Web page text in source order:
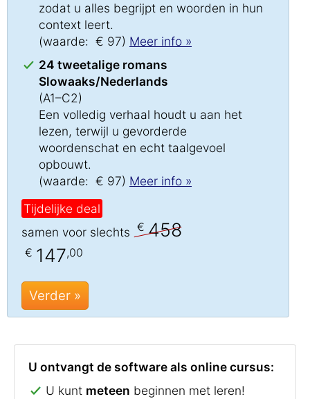
zodat u alles begrijpt en woorden in hun
context leert.
(waarde: € 97) Meer info »
24 tweetalige romans
Slowaaks/Nederlands
(A1–C2)
Een volledig verhaal houdt u aan het
lezen, terwijl u gevorderde
woordenschat en echt taalgevoel
opbouwt.
(waarde: € 97) Meer info »
Tijdelijke deal
samen voor slechts € 458
€ 147,00
Verder »
U ontvangt de software als online cursus:
U kunt meteen beginnen met leren!